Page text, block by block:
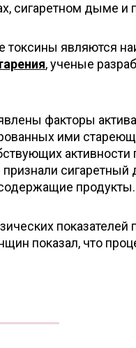
сигаретном дыме и
токсины являются
, ученые
факторы
ими
продукты.
показал, что